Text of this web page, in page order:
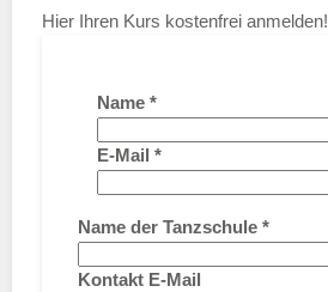
Hier Ihren Kurs kostenfrei anmelden!
Name *
E-Mail *
Name der Tanzschule *
Kontakt E-Mail